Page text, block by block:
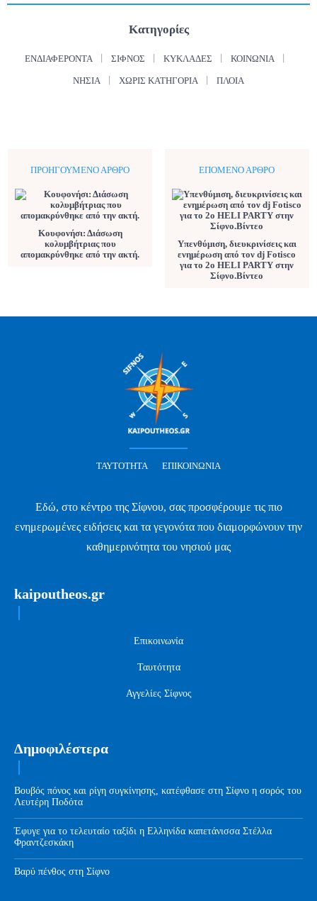
Κατηγορίες
ΕΝΔΙΑΦΈΡΟΝΤΑ ΣΊΦΝΟΣ ΚΥΚΛΆΔΕΣ ΚΟΙΝΩΝΊΑ
ΝΗΣΙΆ ΧΩΡΊΣ ΚΑΤΗΓΟΡΊΑ ΠΛΟΊΑ
ΠΡΟΗΓΟΎΜΕΝΟ ΆΡΘΡΟ
Κουφονήσι: Διάσωση
κολυμβήτριας που
απομακρύνθηκε από την ακτή.
ΕΠΌΜΕΝΟ ΆΡΘΡΟ
Υπενθύμιση, διευκρινίσεις και
ενημέρωση από τον dj Fotisco
για το 2ο HELI PARTY στην
Σίφνο.Βίντεο
ΤΑΥΤΌΤΗΤΑ ΕΠΙΚΟΙΝΩΝΊΑ
Εδώ, στο κέντρο της Σίφνου, σας προσφέρουμε τις πιο
ενημερωμένες ειδήσεις και τα γεγονότα που διαμορφώνουν την
καθημερινότητα του νησιού μας
kaipoutheos.gr
Επικοινωνία
Ταυτότητα
Αγγελίες Σίφνος
Δημοφιλέστερα
Βουβός πόνος και ρίγη συγκίνησης, κατέφθασε στη Σίφνο η σορός του
Λευτέρη Ποδότα
Έφυγε για το τελευταίο ταξίδι η Ελληνίδα καπετάνισσα Στέλλα
Φραντζεσκάκη
Βαρύ πένθος στη Σίφνο